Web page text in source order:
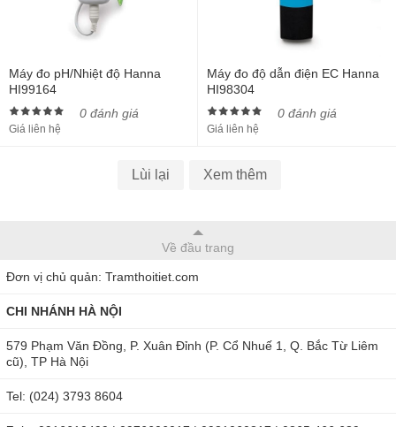
Máy đo pH/Nhiệt độ Hanna
HI99164
0 đánh giá
Giá liên hệ
Máy đo độ dẫn điện EC Hanna
HI98304
0 đánh giá
Giá liên hệ
Lùi lại Xem thêm
Về đầu trang
Đơn vị chủ quản: Tramthoitiet.com
CHI NHÁNH HÀ NỘI
579 Phạm Văn Đồng, P. Xuân Đỉnh (P. Cổ Nhuế 1, Q. Bắc Từ Liêm
cũ), TP Hà Nội
Tel: (024) 3793 8604